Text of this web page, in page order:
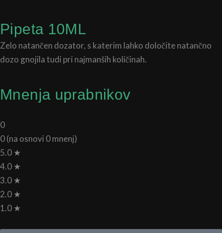
Pipeta 10ML
Zelo natančen dozator, s katerim lahko določite natančno
dozo gnojila tudi pri najmanših količinah.
Mnenja uprabnikov
0
0 (na osnovi 0 mnenj)
5.0 ★
4.0 ★
3.0 ★
2.0 ★
1.0 ★